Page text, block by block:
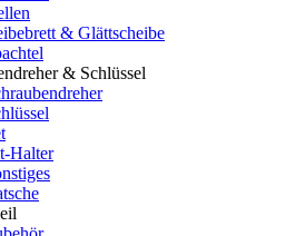
& Glättscheibe
& Schlüssel
Halter